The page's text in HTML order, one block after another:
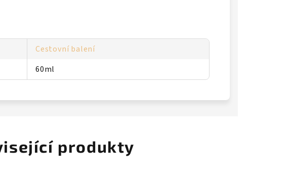
Cestovní balení
60ml
produkty